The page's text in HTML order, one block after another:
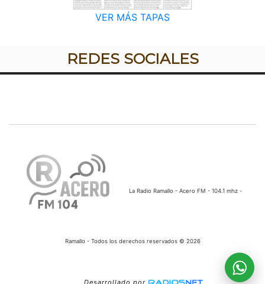
VER MÁS TAPAS
REDES SOCIALES
La Radio Ramallo - Acero FM - 104.1 mhz -
Ramallo - Todos los derechos reservados © 2026